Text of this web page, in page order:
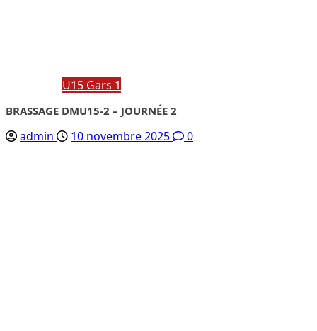
U15 Gars 1
BRASSAGE DMU15-2 – JOURNÉE 2
admin 10 novembre 2025 0